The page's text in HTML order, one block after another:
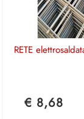
RETE
€ 8,68